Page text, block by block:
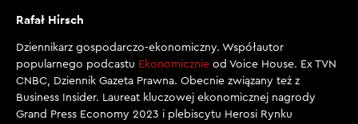
Rafał Hirsch
Dziennikarz gospodarczo-ekonomiczny. Współautor
popularnego podcastu Ekonomicznie od Voice House. Ex TVN
CNBC, Dziennik Gazeta Prawna. Obecnie związany też z
Business Insider. Laureat kluczowej ekonomicznej nagrody
Grand Press Economy 2023 i plebiscytu Herosi Rynku